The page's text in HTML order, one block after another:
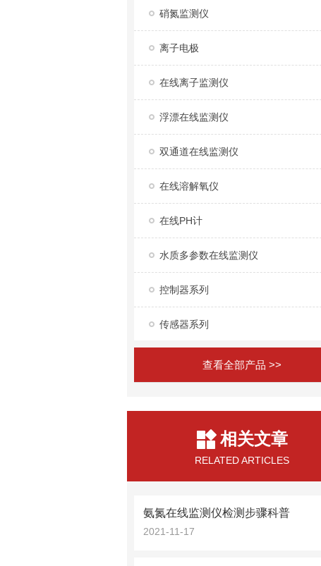
硝氮监测仪
离子电极
在线离子监测仪
浮漂在线监测仪
双通道在线监测仪
在线溶解氧仪
在线PH计
水质多参数在线监测仪
控制器系列
传感器系列
查看全部产品 >>
相关文章
RELATED ARTICLES
氨氮在线监测仪检测步骤科普
2021-11-17